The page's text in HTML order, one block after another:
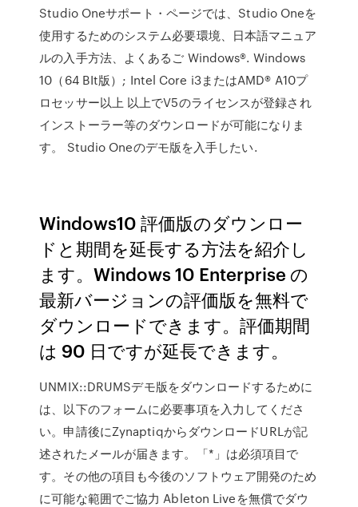
Studio Oneサポート・ページでは、Studio Oneを
使用するためのシステム必要環境、日本語マニュア
ルの入手方法、よくあるご Windows®. Windows
10（64 BIt版）; Intel Core i3またはAMD® A10プ
ロセッサー以上 以上でV5のライセンスが登録され
インストーラー等のダウンロードが可能になりま
す。 Studio Oneのデモ版を入手したい.
Windows10 評価版のダウンロー
ドと期間を延長する方法を紹介し
ます。Windows 10 Enterprise の
最新バージョンの評価版を無料で
ダウンロードできます。評価期間
は 90 日ですが延長できます。
UNMIX::DRUMSデモ版をダウンロードするために
は、以下のフォームに必要事項を入力してくださ
い。申請後にZynaptiqからダウンロードURLが記
述されたメールが届きます。「*」は必須項目で
す。その他の項目も今後のソフトウェア開発のため
に可能な範囲でご協力 Ableton Liveを無償でダウ